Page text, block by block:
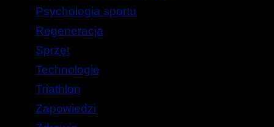
Psychologia sportu
Regeneracja
Sprzęt
Technologie
Triathlon
Zapowiedzi